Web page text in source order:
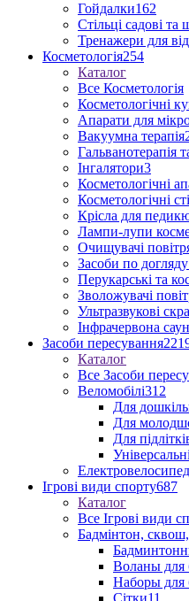
Гойдалки162
Стільці садові та
Тренажери для
Косметологія254
Каталог
Все Косметологія
Косметологічні
Апарати для
Вакуумна терапія
Гальванотерапія
Інгалятори3
Косметологічні
Косметологічні
Крісла для
Лампи-лупи
Очищувачі
Засоби по
Перукарські та
Зволожувачі
Ультразвукові
Інфрачервона
Засоби пересування
Каталог
Все Засоби
Веломобілі312
Для
Для
Для
Ігрові види спорту687
Каталог
Все Ігрові види
Бадмінтон,
Воланы для
Наборы для
Сітки11